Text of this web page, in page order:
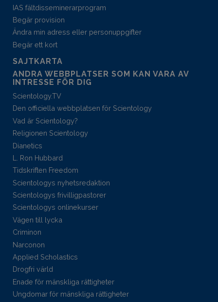
IAS fältdisseminerar­program
Begär provision
Ändra min adress eller personuppgifter
Begär ett kort
SAJTKARTA
ANDRA WEBBPLATSER SOM KAN VARA AV
INTRESSE FÖR DIG
Scientology.TV
Den officiella webbplatsen för Scientology
Vad är Scientology?
Religionen Scientology
Dianetics
L. Ron Hubbard
Tidskriften Freedom
Scientologys nyhetsredaktion
Scientologys frivilligpastorer
Scientologys onlinekurser
Vägen till lycka
Criminon
Narconon
Applied Scholastics
Drogfri värld
Enade för mänskliga rättigheter
Ungdomar för mänskliga rättigheter